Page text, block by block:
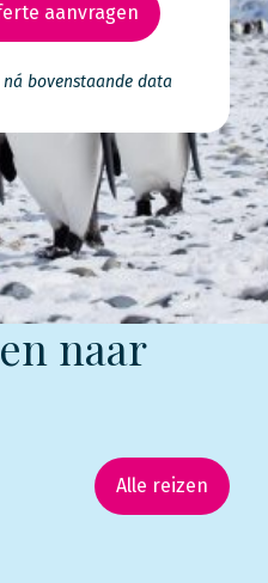
aanvragen
bovenstaande data
naar
Alle reizen